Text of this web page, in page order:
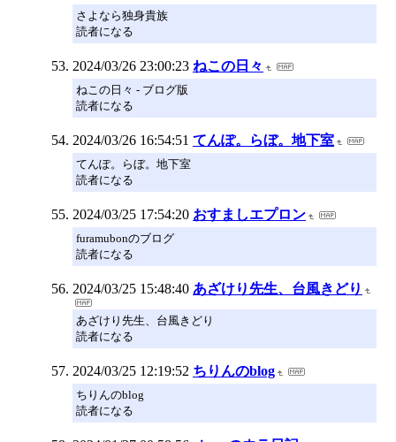
さよなら独身貴族
読者になる
2024/03/26 23:00:23 ねこの日々
ねこの日々 - ブログ版
読者になる
2024/03/26 16:54:51 てんぽ。らぼ。地下室
てんぽ。らぼ。地下室
読者になる
2024/03/25 17:54:20 おすましエプロン
furamubonのブログ
読者になる
2024/03/25 15:48:40 あざけり先生、台風きどり
あざけり先生、台風きどり
読者になる
2024/03/25 12:19:52 ちりんのblog
ちりんのblog
読者になる